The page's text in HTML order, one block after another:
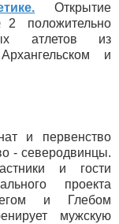
Открытие
положительно
атлетов из
и
и первенство
- северодвинцы.
и гости
проекта
и Глебом
мужскую